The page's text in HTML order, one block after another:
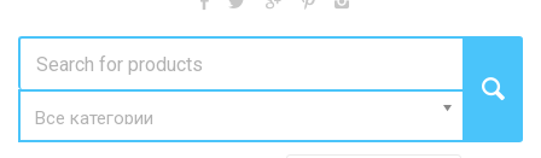
Все категории